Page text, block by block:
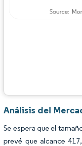
Análisis del
Se espera que el
prevé que alcance